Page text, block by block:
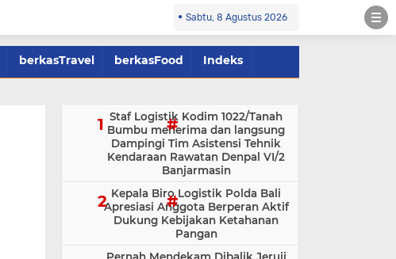
Sabtu, 8 Agustus 2026
berkasTravel berkasFood Indeks
Staf Logistik Kodim 1022/Tanah
Bumbu menerima dan langsung
Dampingi Tim Asistensi Tehnik
Kendaraan Rawatan Denpal VI/2
Banjarmasin
Kepala Biro Logistik Polda Bali
Apresiasi Anggota Berperan Aktif
Dukung Kebijakan Ketahanan
Pangan